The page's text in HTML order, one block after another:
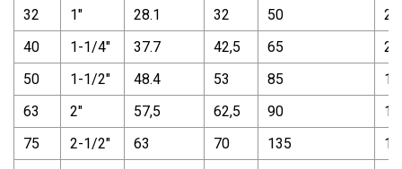
32
1" 28.1 32 50
25
40
1-1/4" 37.7 42,5 65
25
50
1-1/2" 48.4 53 85
15
63
2" 57,5 62,5 90
15
75
2-1/2" 63 70 135
10